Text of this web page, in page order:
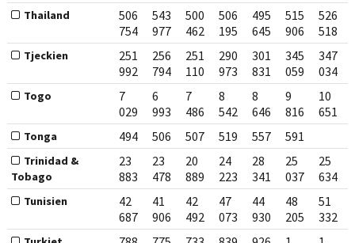
Thailand
506
754
543
977
500
462
506
195
495
645
515
906
526
518
Tjeckien
251
992
256
794
251
110
290
973
301
831
345
059
347
034
Togo
7
029
6
993
7
486
8
542
8
646
9
816
10
651
Tonga 494 506 507 519 557 591
Trinidad &
Tobago
23
883
23
478
20
889
24
223
28
341
25
037
25
634
Tunisien
42
687
41
906
42
492
47
073
44
930
48
205
51
332